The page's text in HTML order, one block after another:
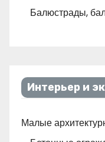
Балюстрады,
Интерьер и
Малые